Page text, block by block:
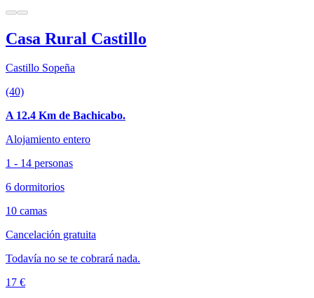
Casa Rural Castillo
Castillo Sopeña
(40)
A 12.4 Km de Bachicabo.
Alojamiento entero
1 - 14 personas
6 dormitorios
10 camas
Cancelación gratuita
Todavía no se te cobrará nada.
17 €